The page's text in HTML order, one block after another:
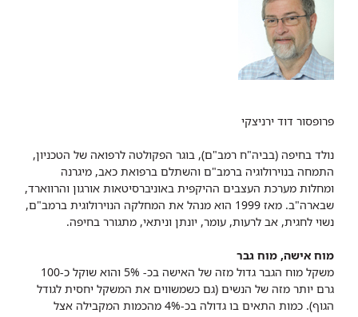
פרופסור דוד ירניצקי
נולד בחיפה (בביה"ח רמב"ם), בוגר הפקולטה לרפואה של הטכניון,
התמחה בנוירולוגיה ברמב"ם והשתלם ברפואת כאב, מיגרנה
ומחלות מערכת העצבים ההיקפית באוניברסיטאות אורגון והרווארד,
שבארה"ב. מאז 1999 הוא מנהל את המחלקה הנוירולוגית ברמב"ם,
נשוי לחגית, אב לרעות, עומר, יונתן וניתאי, מתגורר בחיפה.
מוח אישה, מוח גבר
משקל מוח הגבר גדול מזה של האישה בכ- 5% והוא שוקל כ-100
גרם יותר מזה של הנשים (גם כשמשווים את המשקל יחסית לגודל
הגוף). כמות התאים בו גדולה בכ-4% מהכמות המקבילה אצל